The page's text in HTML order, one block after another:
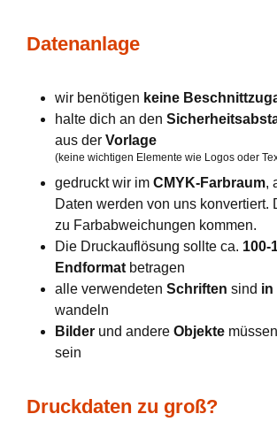
Datenanlage
wir benötigen keine
halte dich an den
aus der Vorlage
(keine wichtigen Elemente wie Logos oder
gedruckt wir im CMYK-Farbraum,
Daten werden von uns konvertiert.
zu Farbabweichungen kommen.
Die Druckauflösung sollte ca. 100-
Endformat betragen
alle verwendeten Schriften sind in
wandeln
Bilder und andere Objekte müssen
sein
Druckdaten zu groß?